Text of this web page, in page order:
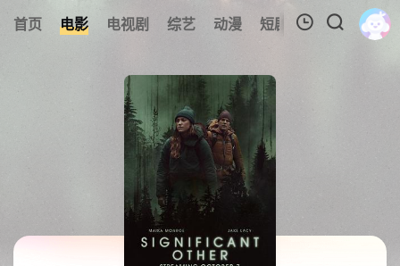
首页 电影 电视剧 综艺 动漫 短剧大全 追剧周表
暂无观看影片的记录